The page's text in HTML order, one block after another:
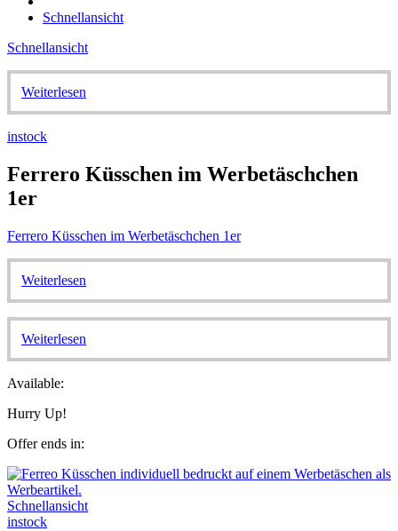
Schnellansicht
Schnellansicht
Weiterlesen
instock
Ferrero Küsschen im Werbetäschchen
1er
Ferrero Küsschen im Werbetäschchen 1er
Weiterlesen
Weiterlesen
Available:
Hurry Up!
Offer ends in:
Schnellansicht
instock